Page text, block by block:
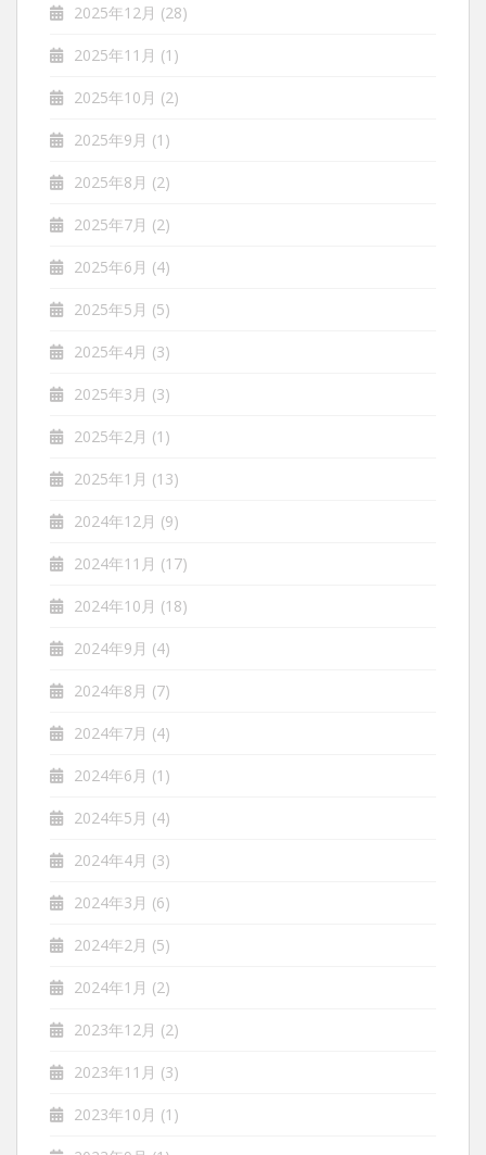
2025年12月 (28)
2025年11月 (1)
2025年10月 (2)
2025年9月 (1)
2025年8月 (2)
2025年7月 (2)
2025年6月 (4)
2025年5月 (5)
2025年4月 (3)
2025年3月 (3)
2025年2月 (1)
2025年1月 (13)
2024年12月 (9)
2024年11月 (17)
2024年10月 (18)
2024年9月 (4)
2024年8月 (7)
2024年7月 (4)
2024年6月 (1)
2024年5月 (4)
2024年4月 (3)
2024年3月 (6)
2024年2月 (5)
2024年1月 (2)
2023年12月 (2)
2023年11月 (3)
2023年10月 (1)